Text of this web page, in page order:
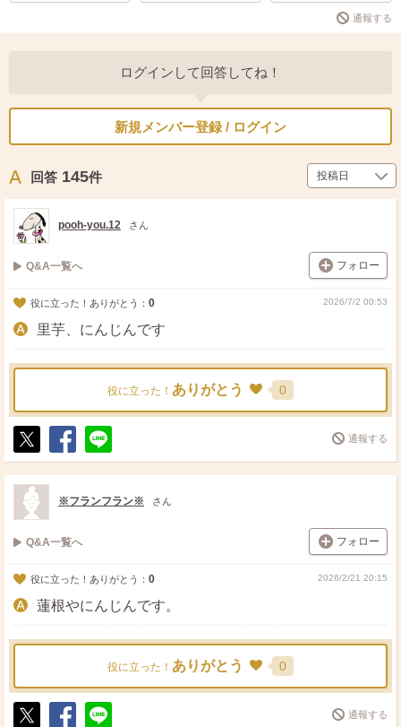
通報する
ログインして回答してね！
新規メンバー登録 / ログイン
回答 145件
pooh-you.12 さん
Q&A一覧へ フォロー
役に立った！ありがとう： 0 2026/7/2 00:53
里芋、にんじんです
役に立った！ ありがとう 0
ポ
ス
ト
シ
ェ
送
る
通報する
※フランフラン※ さん
Q&A一覧へ フォロー
役に立った！ありがとう： 0 2026/2/21 20:15
蓮根やにんじんです。
役に立った！ ありがとう 0
通報する